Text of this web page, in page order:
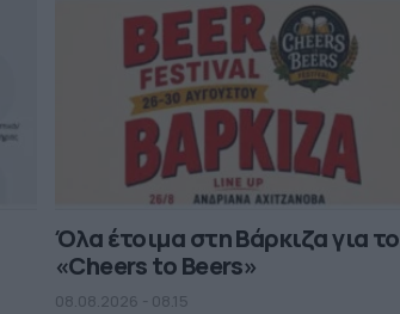
Όλα έτοιμα στη Βάρκιζα για το
«Cheers to Beers»
08.08.2026 - 08.15